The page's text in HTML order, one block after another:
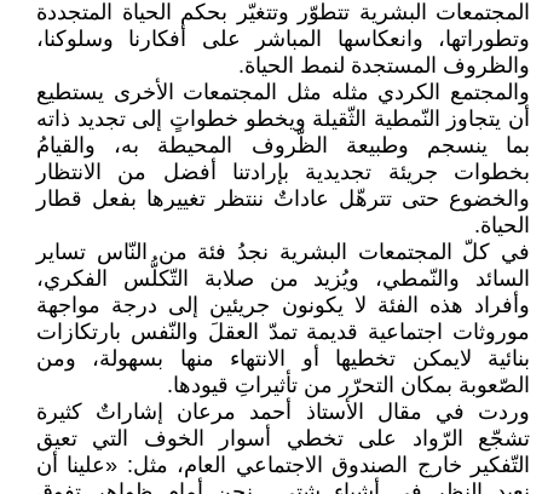
المجتمعات البشرية تتطوّر وتتغيّر بحكم الحياة المتجددة
وتطوراتها، وانعكاسها المباشر على أفكارنا وسلوكنا،
والظروف المستجدة لنمط الحياة.
والمجتمع الكردي مثله مثل المجتمعات الأخرى يستطيع
أن يتجاوز النّمطية الثّقيلة ويخطو خطواتٍ إلى تجديد ذاته
بما ينسجم وطبيعة الظّروف المحيطة به، والقيامُ
بخطوات جريئة تجديدية بإرادتنا أفضل من الانتظار
والخضوع حتى تترهّل عاداتٌ ننتظر تغييرها بفعل قطار
الحياة.
في كلّ المجتمعات البشرية نجدُ فئة من النّاس تساير
السائد والنّمطي، ويُزيد من صلابة التّكلُّس الفكري،
وأفراد هذه الفئة لا يكونون جريئين إلى درجة مواجهة
موروثات اجتماعية قديمة تمدّ العقلَ والنّفس بارتكازات
بنائية لايمكن تخطيها أو الانتهاء منها بسهولة، ومن
الصّعوبة بمكان التحرّر من تأثيراتِ قيودها.
وردت في مقال الأستاذ أحمد مرعان إشاراتٌ كثيرة
تشجّع الرّواد على تخطي أسوار الخوف التي تعيق
التّفكير خارج الصندوق الاجتماعي العام، مثل: «علينا أن